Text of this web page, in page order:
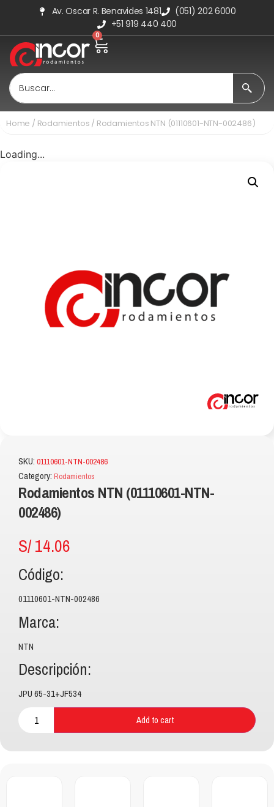
Av. Oscar R. Benavides 1481
(051) 202 6000
+51 919 440 400
0
Home / Rodamientos / Rodamientos NTN (01110601-NTN-002486)
Loading...
SKU: 01110601-NTN-002486
Category: Rodamientos
Rodamientos NTN (01110601-NTN-
002486)
S/14.06
Código:
01110601-NTN-002486
Marca:
NTN
Descripción:
JPU 65-31+JF534
Add to cart